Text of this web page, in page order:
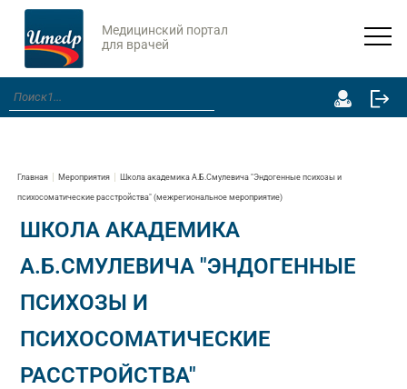
Медицинский портал
для врачей
Главная Мероприятия Школа академика А.Б.Смулевича "Эндогенные психозы и
психосоматические расстройства" (межрегиональное мероприятие)
ШКОЛА АКАДЕМИКА
А.Б.СМУЛЕВИЧА "ЭНДОГЕННЫЕ
ПСИХОЗЫ И
ПСИХОСОМАТИЧЕСКИЕ
РАССТРОЙСТВА"